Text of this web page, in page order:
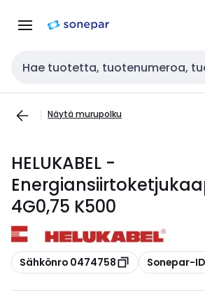
navigointiinsisältöön
Haku
Näytä murupolku
HELUKABEL -
4G0,75 K500
Kopioi
Sähkönro 0474758 Kopioi
Sonepar-